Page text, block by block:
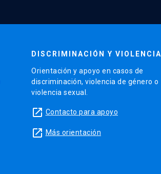
DISCRIMINACIÓN Y VIOLENCIA
Orientación y apoyo en casos de
discriminación, violencia de género o
violencia sexual.
launch Contacto para apoyo
launch Más orientación